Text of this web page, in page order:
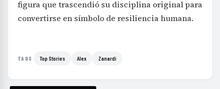
figura que trascendió su disciplina original para
convertirse en símbolo de resiliencia humana.
TAGS Top Stories Alex Zanardi